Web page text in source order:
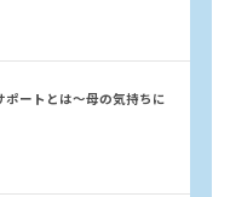
ポートとは～母の気持ちに